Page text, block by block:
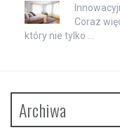
Coraz
który nie tylko …
Archiwa